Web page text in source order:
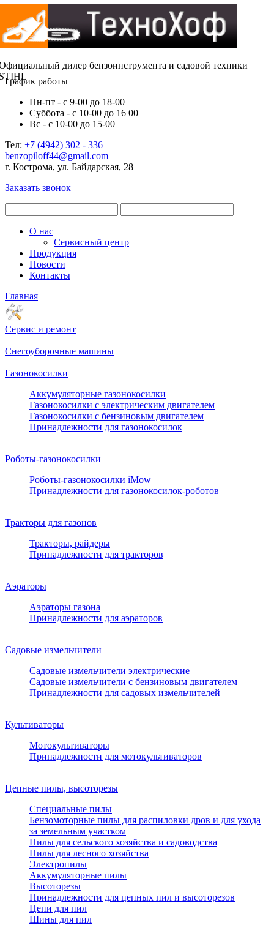
дилер бензоинструмента и садовой техники
График работы
Пн-пт - с 9-00 до 18-00
Суббота - с 10-00 до 16 00
Вс - с 10-00 до 15-00
Тел: +7 (4942) 302 - 336
benzopiloff44@gmail.com
г. Кострома, ул. Байдарская, 28
Заказать звонок
О нас
Сервисный центр
Продукция
Новости
Контакты
Главная
Сервис и ремонт
Снегоуборочные машины
Газонокосилки
Аккумуляторные газонокосилки
Газонокосилки с электрическим двигателем
Газонокосилки с бензиновым двигателем
Принадлежности для газонокосилок
Роботы-газонокосилки
Роботы-газонокосилки iMow
Принадлежности для газонокосилок-роботов
Тракторы для газонов
Тракторы, райдеры
Принадлежности для тракторов
Аэраторы
Аэраторы газона
Принадлежности для аэраторов
Садовые измельчители
Садовые измельчители электрические
Садовые измельчители с бензиновым двигателем
Принадлежности для садовых измельчителей
Культиваторы
Мотокультиваторы
Принадлежности для мотокультиваторов
Цепные пилы, высоторезы
Специальные пилы
Бензомоторные пилы для распиловки дров и для ухода
за земельным участком
Пилы для сельского хозяйства и садоводства
Пилы для лесного хозяйства
Электропилы
Аккумуляторные пилы
Высоторезы
Принадлежности для цепных пил и высоторезов
Цепи для пил
Шины для пил